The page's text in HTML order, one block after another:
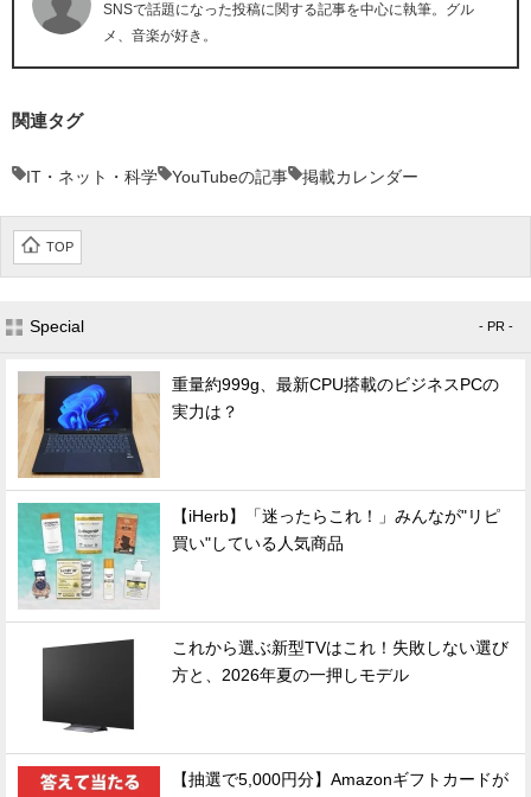
SNSで話題になった投稿に関する記事を中心に執筆。グル
メ、音楽が好き。
関連タグ
IT・ネット・科学 YouTubeの記事 掲載カレンダー
TOP
Special - PR -
重量約999g、最新CPU搭載のビジネスPCの
実力は？
【iHerb】「迷ったらこれ！」みんなが"リピ
買い"している人気商品
これから選ぶ新型TVはこれ！失敗しない選び
方と、2026年夏の一押しモデル
【抽選で5,000円分】Amazonギフトカードが